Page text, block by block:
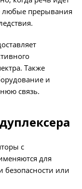
любые прерывания
Также
и
связь.
с
для
безопасности или